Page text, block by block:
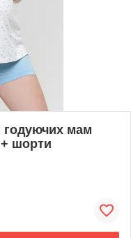
годуючих мам
шорти